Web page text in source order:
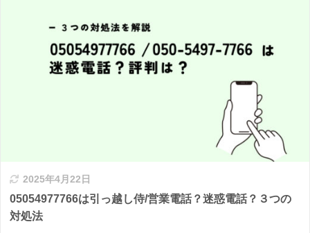
2025年4月22日
05054977766は引っ越し侍/営業電話？迷惑電話？３つの
対処法